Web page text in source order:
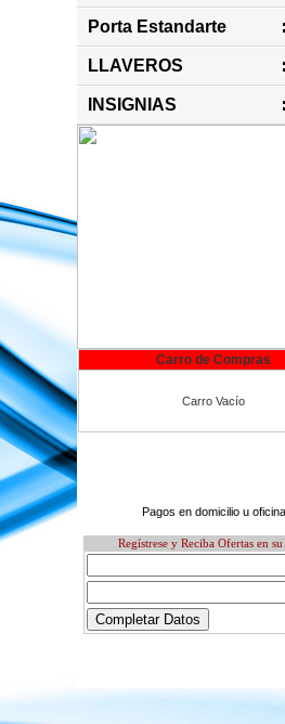
Porta Estandarte
LLAVEROS
INSIGNIAS
Carro de Compras
Carro Vacío
Pagos en domicilio u oficina
Regístrese y Reciba Ofertas en